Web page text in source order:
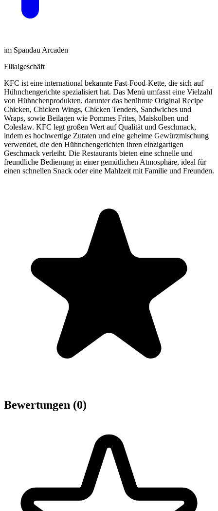
im Spandau Arcaden
Filialgeschäft
KFC ist eine international bekannte Fast-Food-Kette, die sich auf
Hühnchengerichte spezialisiert hat. Das Menü umfasst eine Vielzahl
von Hühnchenprodukten, darunter das berühmte Original Recipe
Chicken, Chicken Wings, Chicken Tenders, Sandwiches und
Wraps, sowie Beilagen wie Pommes Frites, Maiskolben und
Coleslaw. KFC legt großen Wert auf Qualität und Geschmack,
indem es hochwertige Zutaten und eine geheime Gewürzmischung
verwendet, die den Hühnchengerichten ihren einzigartigen
Geschmack verleiht. Die Restaurants bieten eine schnelle und
freundliche Bedienung in einer gemütlichen Atmosphäre, ideal für
einen schnellen Snack oder eine Mahlzeit mit Familie und Freunden.
Bewertungen (0)